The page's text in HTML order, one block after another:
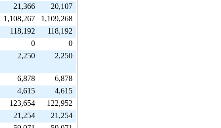
21,366
20,107
1,108,267
1,109,268
118,192
118,192
0
0
2,250
2,250
6,878
6,878
4,615
4,615
123,654
122,952
21,254
21,254